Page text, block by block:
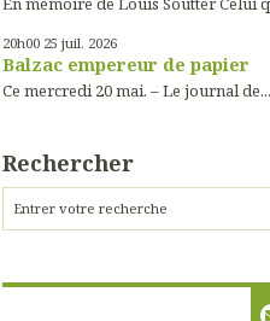
20h00 25 juil. 2026
Balzac empereur de papier
Ce mercredi 20 mai. – Le journal de...
Rechercher